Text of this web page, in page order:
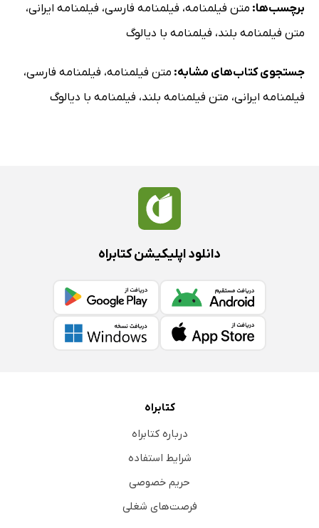
برچسب‌ها: متن فیلمنامه، فیلمنامه فارسی، فیلمنامه ایرانی،
متن فیلمنامه بلند، فیلمنامه با دیالوگ
جستجوی کتاب‌های مشابه: متن فیلمنامه، فیلمنامه فارسی،
فیلمنامه ایرانی، متن فیلمنامه بلند، فیلمنامه با دیالوگ
دانلود اپلیکیشن کتابراه
کتابراه
درباره کتابراه
شرایط استفاده
حریم خصوصی
فرصت‌های شغلی